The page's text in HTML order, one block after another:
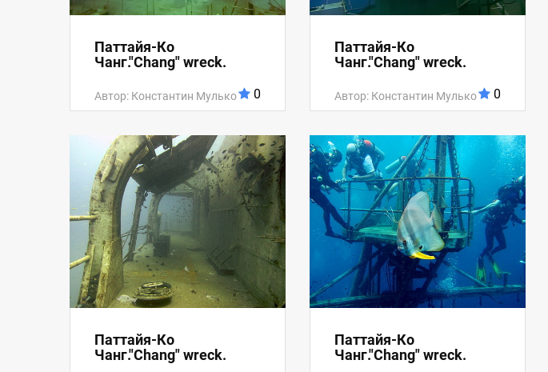
Паттайя-Ко
Чанг."Chang" wreck.
Автор: Константин Мулько 0
Паттайя-Ко
Чанг."Chang" wreck.
Автор: Константин Мулько 0
Паттайя-Ко
Чанг."Chang" wreck.
Паттайя-Ко
Чанг."Chang" wreck.